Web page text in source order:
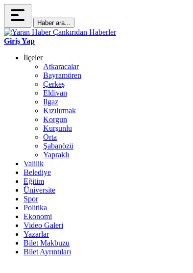
Haber ara...
Giriş Yap
İlçeler
Atkaracalar
Bayramören
Çerkeş
Eldivan
Ilgaz
Kızılırmak
Korgun
Kurşunlu
Orta
Şabanözü
Yapraklı
Valilik
Belediye
Eğitim
Üniversite
Spor
Politika
Ekonomi
Video Galeri
Yazarlar
Bilet Makbuzu
Bilet Ayrıntıları